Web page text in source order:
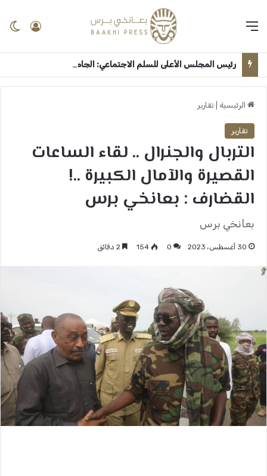
الرئيسية تقارير
تقارير
التربال والجنرال .. لقاء الساعات
القصيرة والآمال الكبيرة ..!
القضارف : بعانخي برس
بعانخي برس
30 أغسطس، 2023 0
154